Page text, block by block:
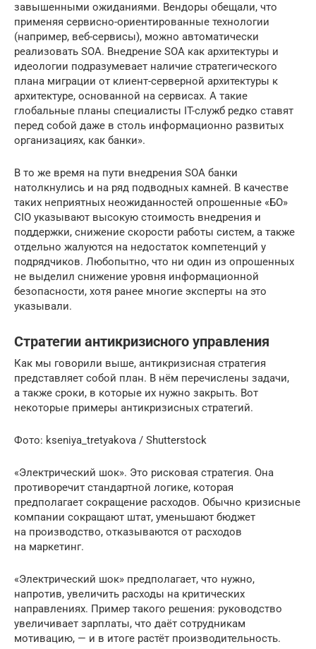
завышенными ожиданиями. Вендоры обещали, что
применяя сервисно-ориентированные технологии
(например, веб-сервисы), можно автоматически
реализовать SOA. Внедрение SOA как архитектуры и
идеологии подразумевает наличие стратегического
плана миграции от клиент-серверной архитектуры к
архитектуре, основанной на сервисах. А такие
глобальные планы специалисты IT-служб редко ставят
перед собой даже в столь информационно развитых
организациях, как банки».
В то же время на пути внедрения SOA банки
натолкнулись и на ряд подводных камней. В качестве
таких неприятных неожиданностей опрошенные «БО»
CIO указывают высокую стоимость внедрения и
поддержки, снижение скорости работы систем, а также
отдельно жалуются на недостаток компетенций у
подрядчиков. Любопытно, что ни один из опрошенных
не выделил снижение уровня информационной
безопасности, хотя ранее многие эксперты на это
указывали.
Стратегии антикризисного управления
Как мы говорили выше, антикризисная стратегия
представляет собой план. В нём перечислены задачи,
а также сроки, в которые их нужно закрыть. Вот
некоторые примеры антикризисных стратегий.
Фото: kseniya_tretyakova / Shutterstock
«Электрический шок». Это рисковая стратегия. Она
противоречит стандартной логике, которая
предполагает сокращение расходов. Обычно кризисные
компании сокращают штат, уменьшают бюджет
на производство, отказываются от расходов
на маркетинг.
«Электрический шок» предполагает, что нужно,
напротив, увеличить расходы на критических
направлениях. Пример такого решения: руководство
увеличивает зарплаты, что даёт сотрудникам
мотивацию, — и в итоге растёт производительность.